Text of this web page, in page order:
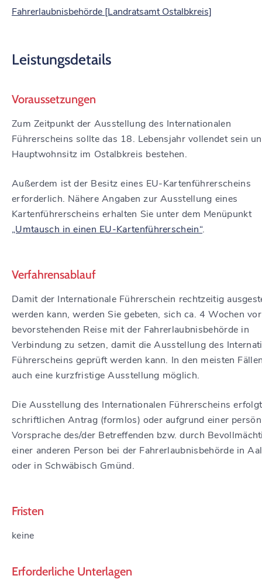
Fahrerlaubnisbehörde [Landratsamt Ostalbkreis]
Leistungsdetails
Voraussetzungen
Zum Zeitpunkt der Ausstellung des Internationalen
Führerscheins sollte das 18. Lebensjahr vollendet sein
Hauptwohnsitz im Ostalbkreis bestehen.
Außerdem ist der Besitz eines EU-Kartenführerscheins
erforderlich. Nähere Angaben zur Ausstellung eines
Kartenführerscheins erhalten Sie unter dem Menüpunkt
„Umtausch in einen EU-Kartenführerschein“.
Verfahrensablauf
Damit der Internationale Führerschein rechtzeitig
werden kann, werden Sie gebeten, sich ca. 4 Wochen
bevorstehenden Reise mit der Fahrerlaubnisbehörde in
Verbindung zu setzen, damit die Ausstellung des
Führerscheins geprüft werden kann. In den meisten
auch eine kurzfristige Ausstellung möglich.
Die Ausstellung des Internationalen Führerscheins
schriftlichen Antrag (formlos) oder aufgrund einer
Vorsprache des/der Betreffenden bzw. durch
einer anderen Person bei der Fahrerlaubnisbehörde in
oder in Schwäbisch Gmünd.
Fristen
keine
Erforderliche Unterlagen